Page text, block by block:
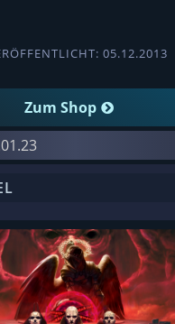
05.12.2013
Zum Shop